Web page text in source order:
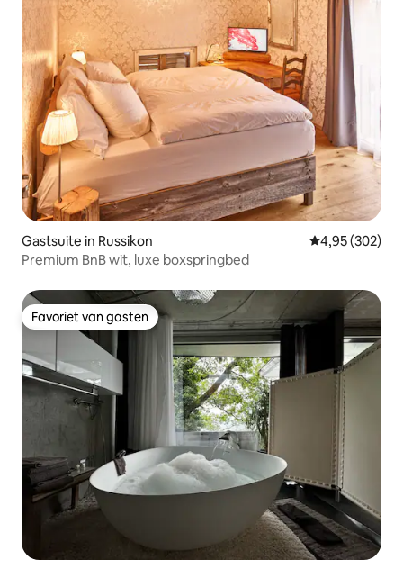
Gastsuite in Russikon Gemiddelde
4,95 (302)
Premium BnB wit, luxe boxspringbed
Favoriet van gasten
Favoriet van gasten